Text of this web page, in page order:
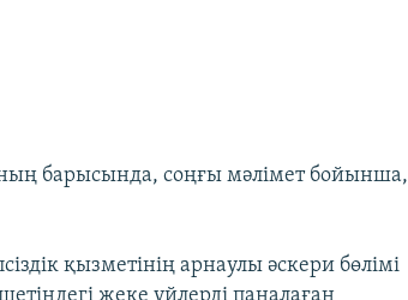
барысында, соңғы мәлімет бойынша,
қызметінің арнаулы әскери бөлімі